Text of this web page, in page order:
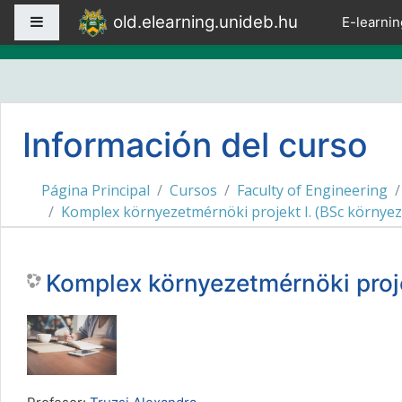
Salta al contenido principal
Panel lateralold.elearning.unideb.hu E-
Información del curso
Página Principal Cursos Faculty of Engineering
Komplex környezetmérnöki projekt I. (BSc
Komplex környezetmérnöki